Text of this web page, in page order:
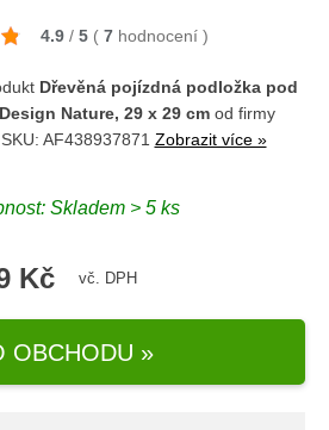
4.9 / 5 ( 7 hodnocení )
Dřevěná pojízdná podložka pod
Nature, 29 x 29 cm od firmy
. SKU: AF438937871 Zobrazit více »
Skladem > 5 ks
Kč vč. DPH
OBCHODU »